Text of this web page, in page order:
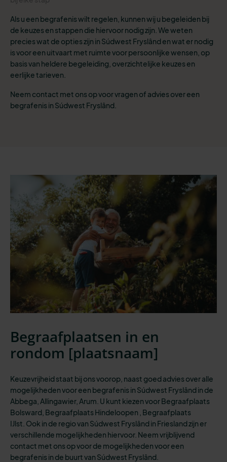
Als u een begrafenis wilt regelen, kunnen wij u begeleiden bij
de keuzes en stappen die hiervoor nodig zijn. We weten
precies wat de opties zijn in Súdwest Fryslând en wat er nodig
is voor een uitvaart met ruimte voor persoonlijke wensen, op
basis van heldere begeleiding, overzichtelijke keuzes en
eerlijke tarieven.
Neem contact met ons op voor vragen of advies over een
begrafenis in Súdwest Fryslând.
Begraafplaatsen in en
rondom [plaatsnaam]
Keuzevrijheid staat bij ons voorop, naast goed advies over alle
mogelijkhedenvoor een begrafenisin Súdwest Fryslând in de
Abbega, Allingawier, Arum. U kunt kiezen voorBegraafplaats
Bolsward, Begraafplaats Hindeloopen , Begraafplaats
IJlst. Ook in de regio van Súdwest Fryslând in Friesland zijn er
verschillende mogelijkheden hiervoor. Neem vrijblijvend
contact met ons op voor de mogelijkheden voor een
begrafenis in de buurt van Súdwest Fryslând.